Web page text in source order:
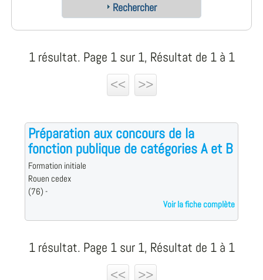
Rechercher
1 résultat. Page 1 sur 1, Résultat de 1 à 1
<<
>>
Préparation aux concours de la
fonction publique de catégories A et B
Formation initiale
Rouen cedex
(76) -
Voir la fiche complète
1 résultat. Page 1 sur 1, Résultat de 1 à 1
<<
>>